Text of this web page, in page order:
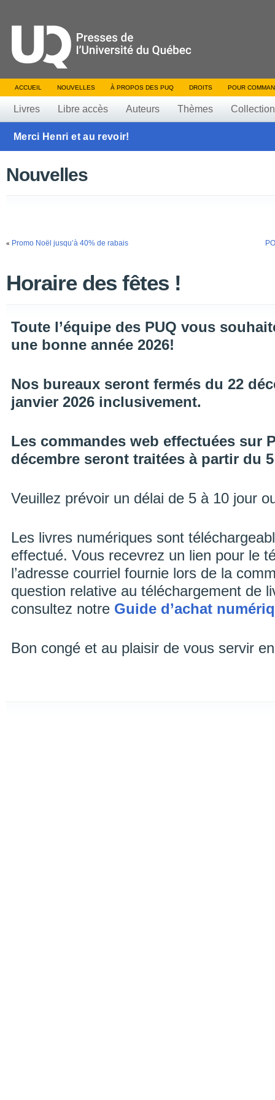
ACCUEIL NOUVELLES À PROPOS DES PUQ DROITS POUR
Livres Libre accès Auteurs Thèmes
Merci Henri et au revoir!
Nouvelles
« Promo Noël jusqu’à 40% de rabais
Horaire des fêtes !
Toute l’équipe des PUQ vous
une bonne année 2026!
Nos bureaux seront fermés du 22
janvier 2026 inclusivement.
Les commandes web effectuées sur
décembre seront traitées à partir du
Veuillez prévoir un délai de 5 à 10 jour
Les livres numériques sont
effectué. Vous recevrez un lien pour le
l’adresse courriel fournie lors de la
question relative au téléchargement de
consultez notre Guide d’achat
Bon congé et au plaisir de vous servir